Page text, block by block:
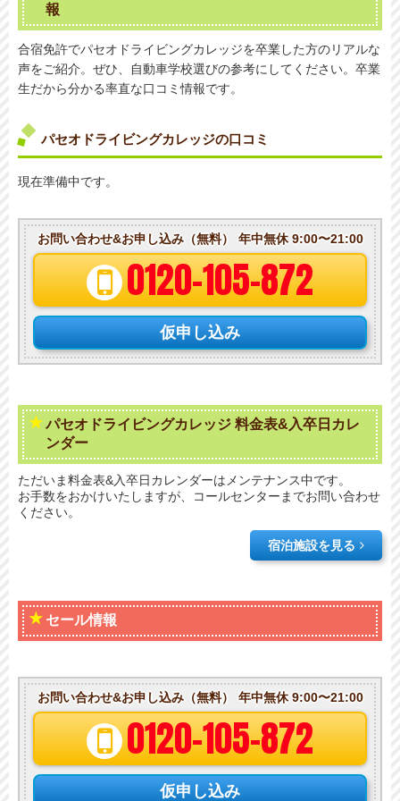
報
合宿免許でパセオドライビングカレッジを卒業した方のリアルな
声をご紹介。ぜひ、自動車学校選びの参考にしてください。卒業
生だから分かる率直な口コミ情報です。
パセオドライビングカレッジの口コミ
現在準備中です。
お問い合わせ&お申し込み（無料） 年中無休 9:00〜21:00
0120-105-872
仮申し込み
パセオドライビングカレッジ 料金表&入卒日カレ
ンダー
ただいま料金表&入卒日カレンダーはメンテナンス中です。
お手数をおかけいたしますが、コールセンターまでお問い合わせ
ください。
宿泊施設を見る
セール情報
お問い合わせ&お申し込み（無料） 年中無休 9:00〜21:00
0120-105-872
仮申し込み